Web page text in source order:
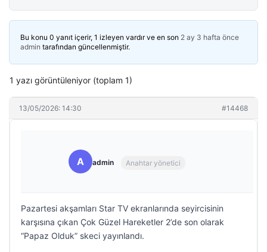
Bu konu 0 yanıt içerir, 1 izleyen vardır ve en son 2 ay 3 hafta önce
admin tarafından güncellenmiştir.
1 yazı görüntüleniyor (toplam 1)
13/05/2026: 14:30 #14468
A admin Anahtar yönetici
Pazartesi akşamları Star TV ekranlarında seyircisinin
karşısına çıkan Çok Güzel Hareketler 2’de son olarak
“Papaz Olduk” skeci yayınlandı.